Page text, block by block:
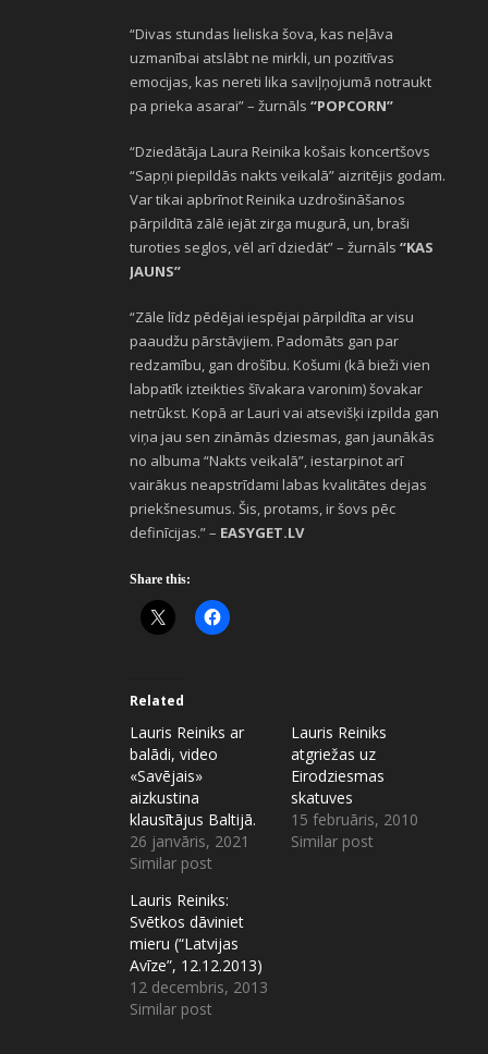
“Divas stundas lieliska šova, kas neļāva
uzmanībai atslābt ne mirkli, un pozitīvas
emocijas, kas nereti lika saviļņojumā notraukt
pa prieka asarai” – žurnāls “POPCORN”
“Dziedātāja Laura Reinika košais koncertšovs
“Sapņi piepildās nakts veikalā” aizritējis godam.
Var tikai apbrīnot Reinika uzdrošināšanos
pārpildītā zālē iejāt zirga mugurā, un, braši
turoties seglos, vēl arī dziedāt” – žurnāls “KAS
JAUNS”
“Zāle līdz pēdējai iespējai pārpildīta ar visu
paaudžu pārstāvjiem. Padomāts gan par
redzamību, gan drošību. Košumi (kā bieži vien
labpatīk izteikties šīvakara varonim) šovakar
netrūkst. Kopā ar Lauri vai atsevišķi izpilda gan
viņa jau sen zināmās dziesmas, gan jaunākās
no albuma “Nakts veikalā”, iestarpinot arī
vairākus neapstrīdami labas kvalitātes dejas
priekšnesumus. Šis, protams, ir šovs pēc
definīcijas.” – EASYGET.LV
Share this:
Related
Lauris Reiniks ar
balādi, video
«Savējais»
aizkustina
klausītājus Baltijā.
26 janvāris, 2021
Similar post
Lauris Reiniks
atgriežas uz
Eirodziesmas
skatuves
15 februāris, 2010
Similar post
Lauris Reiniks:
Svētkos dāviniet
mieru (“Latvijas
Avīze”, 12.12.2013)
12 decembris, 2013
Similar post